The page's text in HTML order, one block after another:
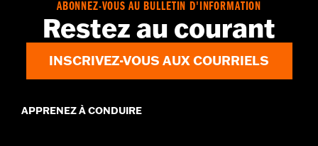
ABONNEZ-VOUS AU BULLETIN D'INFORMATION
Restez au courant
INSCRIVEZ-VOUS AUX COURRIELS
APPRENEZ À CONDUIRE